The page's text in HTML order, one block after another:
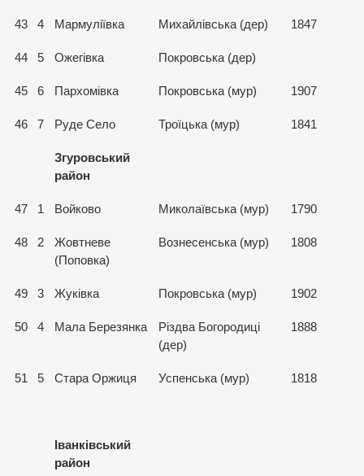
43 4 Мармуліївка Михайлівська (дер) 1847
44 5 Ожегівка Покровська (дер)
45 6 Пархомівка Покровська (мур) 1907
46 7 Руде Село Троїцька (мур) 1841
Згуровський
район
47 1 Войково Миколаївська (мур) 1790
48 2
Жовтневе
(Поповка)
Вознесенська (мур) 1808
49 3 Жуківка Покровська (мур) 1902
50 4 Мала Березянка
Різдва Богородиці
(дер)
1888
51 5 Стара Оржиця Успенська (мур) 1818
Іванківський
район